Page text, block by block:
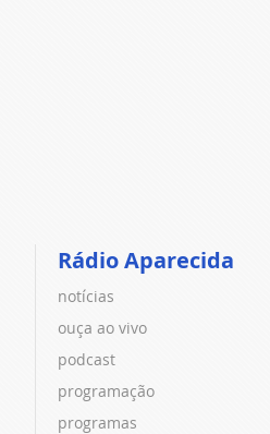
Rádio Aparecida
notícias
ouça ao vivo
podcast
programação
programas